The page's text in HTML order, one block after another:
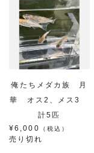
俺たちメダカ族 月
華 オス2、メス3
計5匹
¥6,000
（税込）
売り切れ